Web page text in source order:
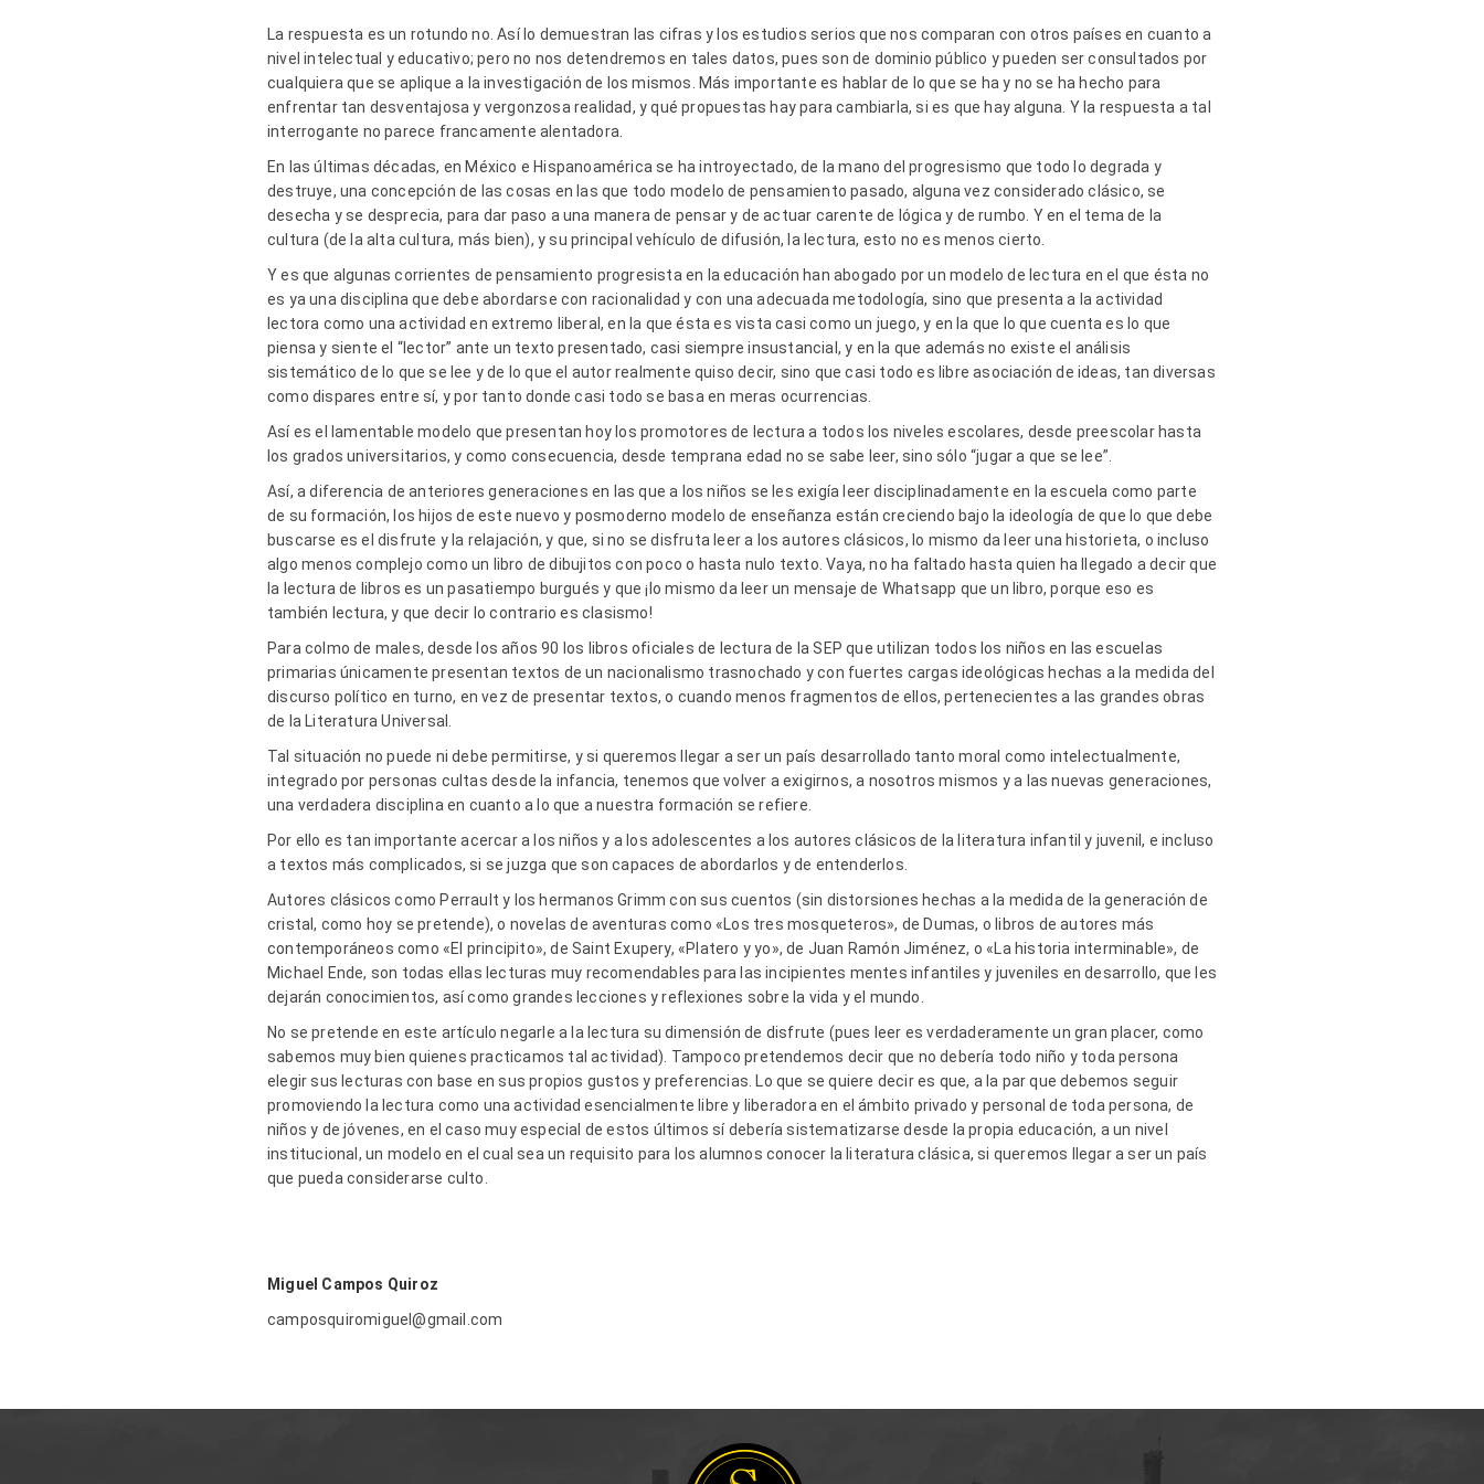
La respuesta es un rotundo no. Así lo demuestran las cifras y los estudios serios que nos comparan con otros países en cuanto a
nivel intelectual y educativo; pero no nos detendremos en tales datos, pues son de dominio público y pueden ser consultados por
cualquiera que se aplique a la investigación de los mismos. Más importante es hablar de lo que se ha y no se ha hecho para
enfrentar tan desventajosa y vergonzosa realidad, y qué propuestas hay para cambiarla, si es que hay alguna. Y la respuesta a tal
interrogante no parece francamente alentadora.
En las últimas décadas, en México e Hispanoamérica se ha introyectado, de la mano del progresismo que todo lo degrada y
destruye, una concepción de las cosas en las que todo modelo de pensamiento pasado, alguna vez considerado clásico, se
desecha y se desprecia, para dar paso a una manera de pensar y de actuar carente de lógica y de rumbo. Y en el tema de la
cultura (de la alta cultura, más bien), y su principal vehículo de difusión, la lectura, esto no es menos cierto.
Y es que algunas corrientes de pensamiento progresista en la educación han abogado por un modelo de lectura en el que ésta no
es ya una disciplina que debe abordarse con racionalidad y con una adecuada metodología, sino que presenta a la actividad
lectora como una actividad en extremo liberal, en la que ésta es vista casi como un juego, y en la que lo que cuenta es lo que
piensa y siente el “lector” ante un texto presentado, casi siempre insustancial, y en la que además no existe el análisis
sistemático de lo que se lee y de lo que el autor realmente quiso decir, sino que casi todo es libre asociación de ideas, tan diversas
como dispares entre sí, y por tanto donde casi todo se basa en meras ocurrencias.
Así es el lamentable modelo que presentan hoy los promotores de lectura a todos los niveles escolares, desde preescolar hasta
los grados universitarios, y como consecuencia, desde temprana edad no se sabe leer, sino sólo “jugar a que se lee”.
Así, a diferencia de anteriores generaciones en las que a los niños se les exigía leer disciplinadamente en la escuela como parte
de su formación, los hijos de este nuevo y posmoderno modelo de enseñanza están creciendo bajo la ideología de que lo que debe
buscarse es el disfrute y la relajación, y que, si no se disfruta leer a los autores clásicos, lo mismo da leer una historieta, o incluso
algo menos complejo como un libro de dibujitos con poco o hasta nulo texto. Vaya, no ha faltado hasta quien ha llegado a decir que
la lectura de libros es un pasatiempo burgués y que ¡lo mismo da leer un mensaje de Whatsapp que un libro, porque eso es
también lectura, y que decir lo contrario es clasismo!
Para colmo de males, desde los años 90 los libros oficiales de lectura de la SEP que utilizan todos los niños en las escuelas
primarias únicamente presentan textos de un nacionalismo trasnochado y con fuertes cargas ideológicas hechas a la medida del
discurso político en turno, en vez de presentar textos, o cuando menos fragmentos de ellos, pertenecientes a las grandes obras
de la Literatura Universal.
Tal situación no puede ni debe permitirse, y si queremos llegar a ser un país desarrollado tanto moral como intelectualmente,
integrado por personas cultas desde la infancia, tenemos que volver a exigirnos, a nosotros mismos y a las nuevas generaciones,
una verdadera disciplina en cuanto a lo que a nuestra formación se refiere.
Por ello es tan importante acercar a los niños y a los adolescentes a los autores clásicos de la literatura infantil y juvenil, e incluso
a textos más complicados, si se juzga que son capaces de abordarlos y de entenderlos.
Autores clásicos como Perrault y los hermanos Grimm con sus cuentos (sin distorsiones hechas a la medida de la generación de
cristal, como hoy se pretende), o novelas de aventuras como «Los tres mosqueteros», de Dumas, o libros de autores más
contemporáneos como «El principito», de Saint Exupery, «Platero y yo», de Juan Ramón Jiménez, o «La historia interminable», de
Michael Ende, son todas ellas lecturas muy recomendables para las incipientes mentes infantiles y juveniles en desarrollo, que les
dejarán conocimientos, así como grandes lecciones y reflexiones sobre la vida y el mundo.
No se pretende en este artículo negarle a la lectura su dimensión de disfrute (pues leer es verdaderamente un gran placer, como
sabemos muy bien quienes practicamos tal actividad). Tampoco pretendemos decir que no debería todo niño y toda persona
elegir sus lecturas con base en sus propios gustos y preferencias. Lo que se quiere decir es que, a la par que debemos seguir
promoviendo la lectura como una actividad esencialmente libre y liberadora en el ámbito privado y personal de toda persona, de
niños y de jóvenes, en el caso muy especial de estos últimos sí debería sistematizarse desde la propia educación, a un nivel
institucional, un modelo en el cual sea un requisito para los alumnos conocer la literatura clásica, si queremos llegar a ser un país
que pueda considerarse culto.
Miguel Campos Quiroz
camposquiromiguel@gmail.com